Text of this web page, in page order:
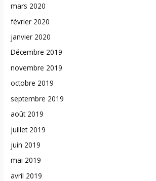
mars 2020
février 2020
janvier 2020
Décembre 2019
novembre 2019
octobre 2019
septembre 2019
août 2019
juillet 2019
juin 2019
mai 2019
avril 2019